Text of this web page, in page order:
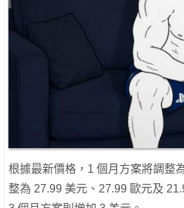
根據最新價格，1 個月方案將調整
整為 27.99 美元、27.99 歐元及